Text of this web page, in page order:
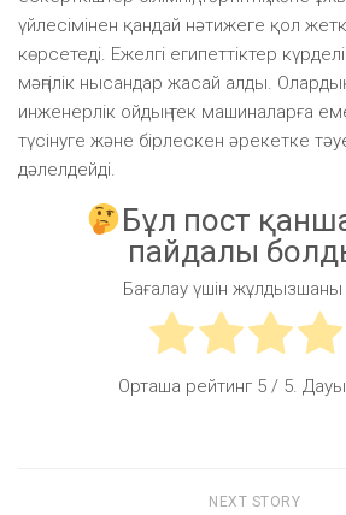
үйлесімінен қандай нәтижеге қол
көрсетеді. Ежелгі египеттіктер
мәңгілік нысандар жасай алды. Олардың
инженерлік ойдың тек машиналарға
түсінуге және бірлескен әрекетке
дәлелдейді.
Бұл пост
пайдалы
Бағалау үшін жұлдызшаны
Орташа рейтинг 5/ 5.
NEXT STORY